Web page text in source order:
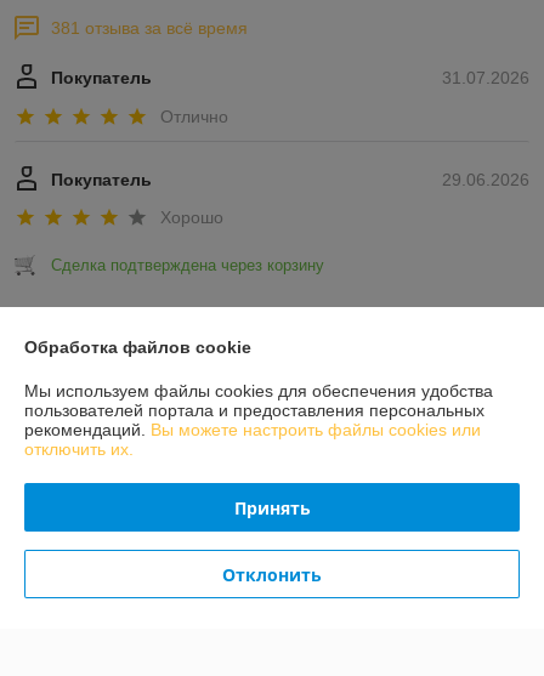
381 отзыва за всё время
31.07.2026
Покупатель
Отлично
29.06.2026
Покупатель
Хорошо
Сделка подтверждена через корзину
О нас
Обработка файлов cookie
Мы используем файлы cookies для обеспечения удобства
пользователей портала и предоставления персональных
рекомендаций. Вы можете настроить файлы cookies или
отключить их.
Принять
Отклонить